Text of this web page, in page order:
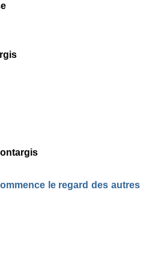
le regard des autres